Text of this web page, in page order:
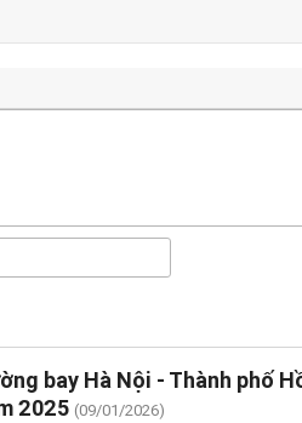
bay Hà Nội - Thành phố
2025 (09/01/2026)